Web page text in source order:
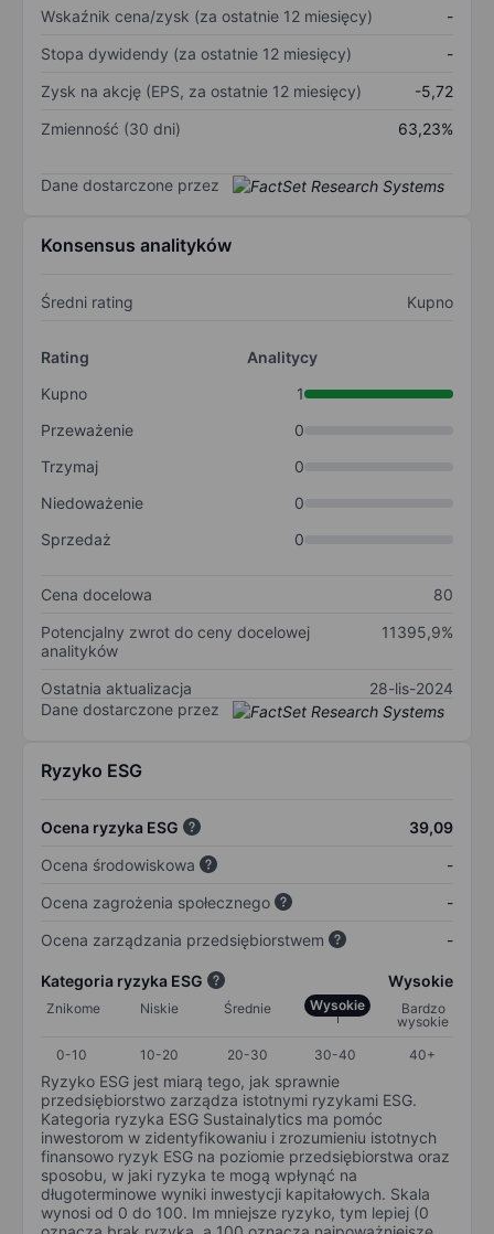
Wskaźnik cena/zysk (za ostatnie 12 miesięcy)
-
Stopa dywidendy (za ostatnie 12 miesięcy)
-
Zysk na akcję (EPS, za ostatnie 12 miesięcy)
-5,72
Zmienność (30 dni)
63,23%
Dane dostarczone przez
Konsensus analityków
Średni rating Kupno
Rating
Analitycy
Kupno
1
Przeważenie
0
Trzymaj
0
Niedoważenie
0
Sprzedaż
0
Cena docelowa
80
Potencjalny zwrot do ceny docelowej
analityków
11395,9%
Ostatnia aktualizacja
28-lis-2024
Dane dostarczone przez
Ryzyko ESG
Ocena ryzyka ESG
39,09
Ocena środowiskowa
-
Ocena zagrożenia społecznego
-
Ocena zarządzania przedsiębiorstwem
-
Kategoria ryzyka ESG Wysokie
Znikome Niskie Średnie Wysokie
Bardzo
wysokie
0-10
10-20 20-30 30-40 40+
Ryzyko ESG jest miarą tego, jak sprawnie
przedsiębiorstwo zarządza istotnymi ryzykami ESG.
Kategoria ryzyka ESG Sustainalytics ma pomóc
inwestorom w zidentyfikowaniu i zrozumieniu istotnych
finansowo ryzyk ESG na poziomie przedsiębiorstwa oraz
sposobu, w jaki ryzyka te mogą wpłynąć na
długoterminowe wyniki inwestycji kapitałowych. Skala
wynosi od 0 do 100. Im mniejsze ryzyko, tym lepiej (0